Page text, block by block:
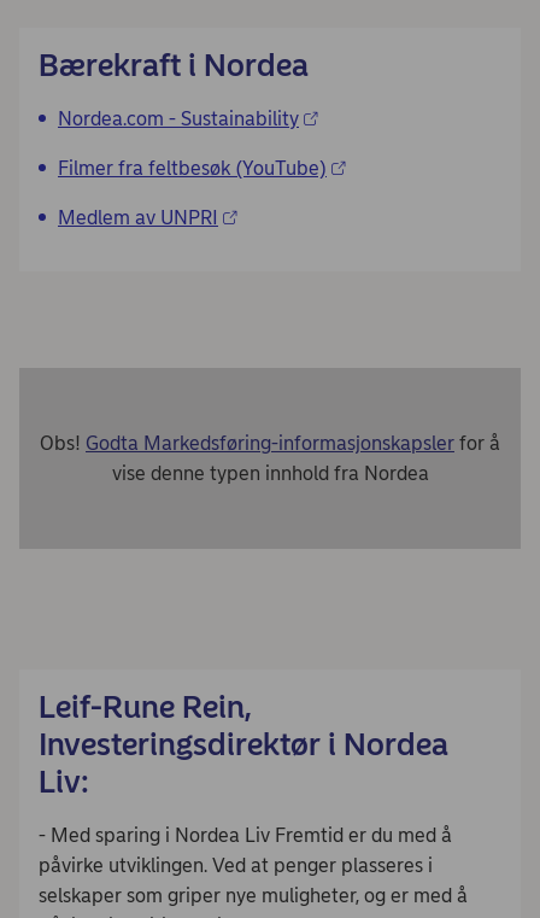
Bærekraft i Nordea
Nordea.com - Sustainability
Filmer fra feltbesøk (YouTube)
Medlem av UNPRI
Obs! Godta Markedsføring-informasjonskapsler for å
vise denne typen innhold fra Nordea
Leif-Rune Rein,
Investeringsdirektør i Nordea
Liv:
- Med sparing i Nordea Liv Fremtid er du med å
påvirke utviklingen. Ved at penger plasseres i
selskaper som griper nye muligheter, og er med å